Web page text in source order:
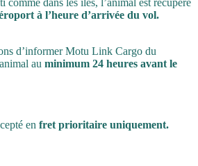
à l’heure d’arrivée du vol.
d’informer Motu Link Cargo du
au minimum 24 heures avant le
en fret prioritaire uniquement.